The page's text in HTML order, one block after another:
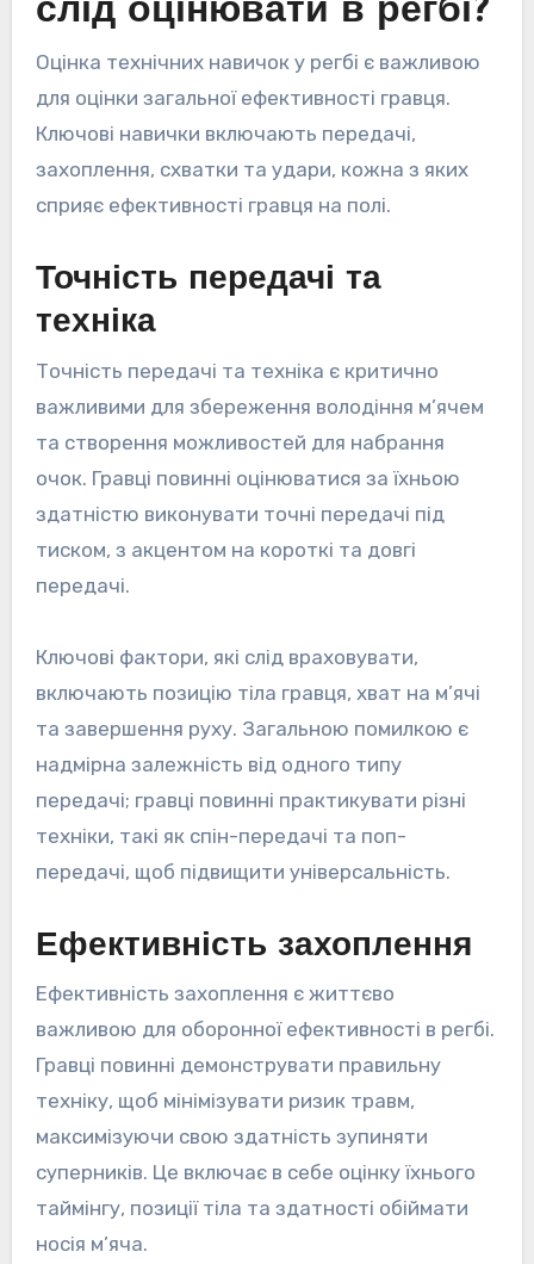
слід оцінювати в регбі?
Оцінка технічних навичок у регбі є важливою
для оцінки загальної ефективності гравця.
Ключові навички включають передачі,
захоплення, схватки та удари, кожна з яких
сприяє ефективності гравця на полі.
Точність передачі та
техніка
Точність передачі та техніка є критично
важливими для збереження володіння м’ячем
та створення можливостей для набрання
очок. Гравці повинні оцінюватися за їхньою
здатністю виконувати точні передачі під
тиском, з акцентом на короткі та довгі
передачі.
Ключові фактори, які слід враховувати,
включають позицію тіла гравця, хват на м’ячі
та завершення руху. Загальною помилкою є
надмірна залежність від одного типу
передачі; гравці повинні практикувати різні
техніки, такі як спін-передачі та поп-
передачі, щоб підвищити універсальність.
Ефективність захоплення
Ефективність захоплення є життєво
важливою для оборонної ефективності в регбі.
Гравці повинні демонструвати правильну
техніку, щоб мінімізувати ризик травм,
максимізуючи свою здатність зупиняти
суперників. Це включає в себе оцінку їхнього
таймінгу, позиції тіла та здатності обіймати
носія м’яча.